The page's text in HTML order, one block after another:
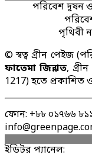
পরিবেশ দূষন
পৃথিবী
© স্বত্ব গ্রীন পেইজ
ফাতেমা জিন্নাত,
1217) হতে প্রকাশিত
ফোন: +৮৮ ০১৭৬৬
ইডিটর প্যানেল: